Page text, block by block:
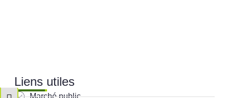
Liens utiles